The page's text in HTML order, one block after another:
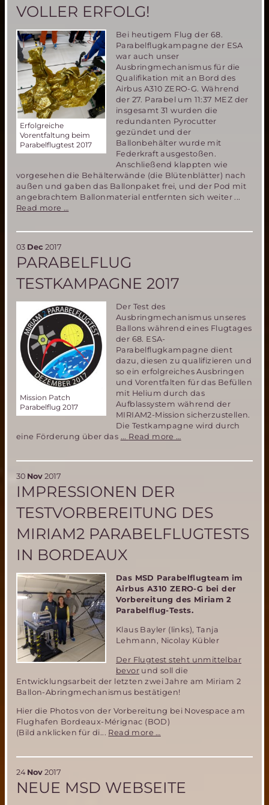
Exploration
VOLLER ERFOLG!
Erfolgreiche
Vorentfaltung beim
Parabelflugtest 2017
Bei heutigem Flug der 68.
Parabelflugkampagne der ESA
war auch unser
Ausbringmechanismus für die
Qualifikation mit an Bord des
Airbus A310 ZERO-G. Während
der 27. Parabel um 11:37 MEZ der
insgesamt 31 wurden die
redundanten Pyrocutter
gezündet und der
Ballonbehälter wurde mit
Federkraft ausgestoßen.
Anschließend klappten wie
vorgesehen die Behälterwände (die Blütenblätter) nach
außen und gaben das Ballonpaket frei, und der Pod mit
angebrachtem Ballonmaterial entfernten sich weiter ...
Read more …
Erfolg!
03 Dec 2017
PARABELFLUG
TESTKAMPAGNE 2017
Mission Patch
Parabelflug 2017
Der Test des
Ausbringmechanismus unseres
Ballons während eines Flugtages
der 68. ESA-
Parabelflugkampagne dient
dazu, diesen zu qualifizieren und
so ein erfolgreiches Ausbringen
und Vorentfalten für das Befüllen
mit Helium durch das
Aufblassystem während der
MIRIAM2-Mission sicherzustellen.
Die Testkampagne wird durch
eine Förderung über das ... Read more …
30 Nov 2017
IMPRESSIONEN DER
TESTVORBEREITUNG DES
MIRIAM2 PARABELFLUGTESTS
IN BORDEAUX
Das MSD Parabelflugteam im
Airbus A310 ZERO-G bei der
Vorbereitung des Miriam 2
Parabelflug-Tests.
Klaus Bayler (links), Tanja
Lehmann, Nicolay Kübler
Der Flugtest steht unmittelbar
bevor und soll die
Entwicklungsarbeit der letzten zwei Jahre am Miriam 2
Ballon-Abringmechanismus bestätigen!
Hier die Photos von der Vorbereitung bei Novespace am
Flughafen Bordeaux-Mérignac (BOD)
(Bild anklicken für di... Read more …
Parabelflugtests
24 Nov 2017
NEUE MSD WEBSEITE